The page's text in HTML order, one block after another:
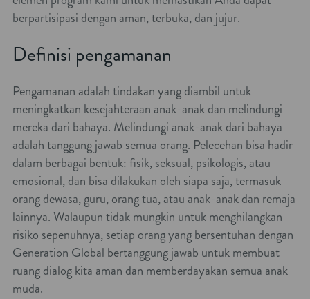
berpartisipasi dengan aman, terbuka, dan jujur.
Definisi pengamanan
Pengamanan adalah tindakan yang diambil untuk
meningkatkan kesejahteraan anak-anak dan melindungi
mereka dari bahaya. Melindungi anak-anak dari bahaya
adalah tanggung jawab semua orang. Pelecehan bisa hadir
dalam berbagai bentuk: fisik, seksual, psikologis, atau
emosional, dan bisa dilakukan oleh siapa saja, termasuk
orang dewasa, guru, orang tua, atau anak-anak dan remaja
lainnya. Walaupun tidak mungkin untuk menghilangkan
risiko sepenuhnya, setiap orang yang bersentuhan dengan
Generation Global bertanggung jawab untuk membuat
ruang dialog kita aman dan memberdayakan semua anak
muda.